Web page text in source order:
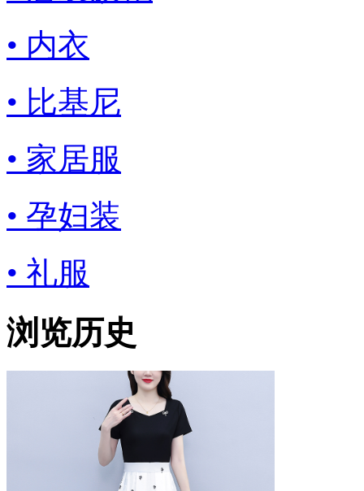
• 内衣
• 比基尼
• 家居服
• 孕妇装
• 礼服
浏览历史